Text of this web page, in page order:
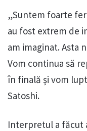
„Suntem foarte
au fost extrem de
am imaginat. Asta
Vom continua să
în finală și vom
Satoshi.
Interpretul a făcut